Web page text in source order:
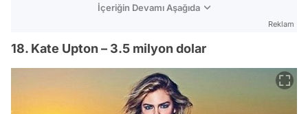
İçeriğin Devamı Aşağıda
Reklam
18. Kate Upton – 3.5 milyon dolar